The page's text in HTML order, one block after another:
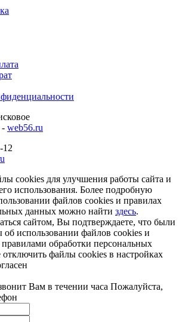
- web56.ru
12
cookies для улучшения работы сайта и
использования. Более подробную
файлов cookies и правилах
данных можно найти здесь.
сайтом, Вы подтверждаете, что были
использовании файлов cookies и
обработки персональных
файлы cookies в настройках
Вам в течении часа Пожалуйста,